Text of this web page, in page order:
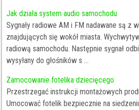
Jak działa system audio samochodu
Sygnały radiowe AM i FM nadawane są z
znajdujących się wokół miasta.
radiową samochodu. Następnie sygnał
wysyłany do głośników s ...
Zamocowanie fotelika dziecięcego
Przestrzegać instrukcji montażowych
Umocować fotelik bezpiecznie na